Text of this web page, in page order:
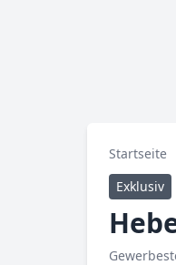
Startseite
Exklusiv